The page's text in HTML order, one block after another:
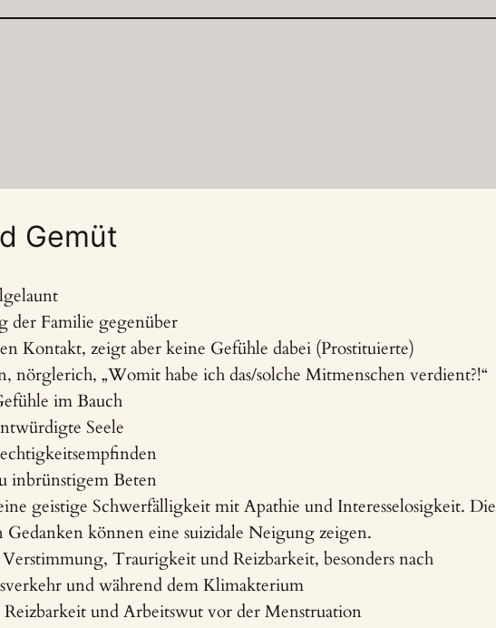
Gemüt
der Familie gegenüber
Kontakt, zeigt aber keine Gefühle dabei (Prostituierte)
nörglerich, „Womit habe ich das/solche Mitmenschen verdient?!“
im Bauch
Seele
inbrünstigem Beten
geistige Schwerfälligkeit mit Apathie und Interesselosigkeit. Die
Gedanken können eine suizidale Neigung zeigen.
Verstimmung, Traurigkeit und Reizbarkeit, besonders nach
und während dem Klimakterium
und Arbeitswut vor der Menstruation